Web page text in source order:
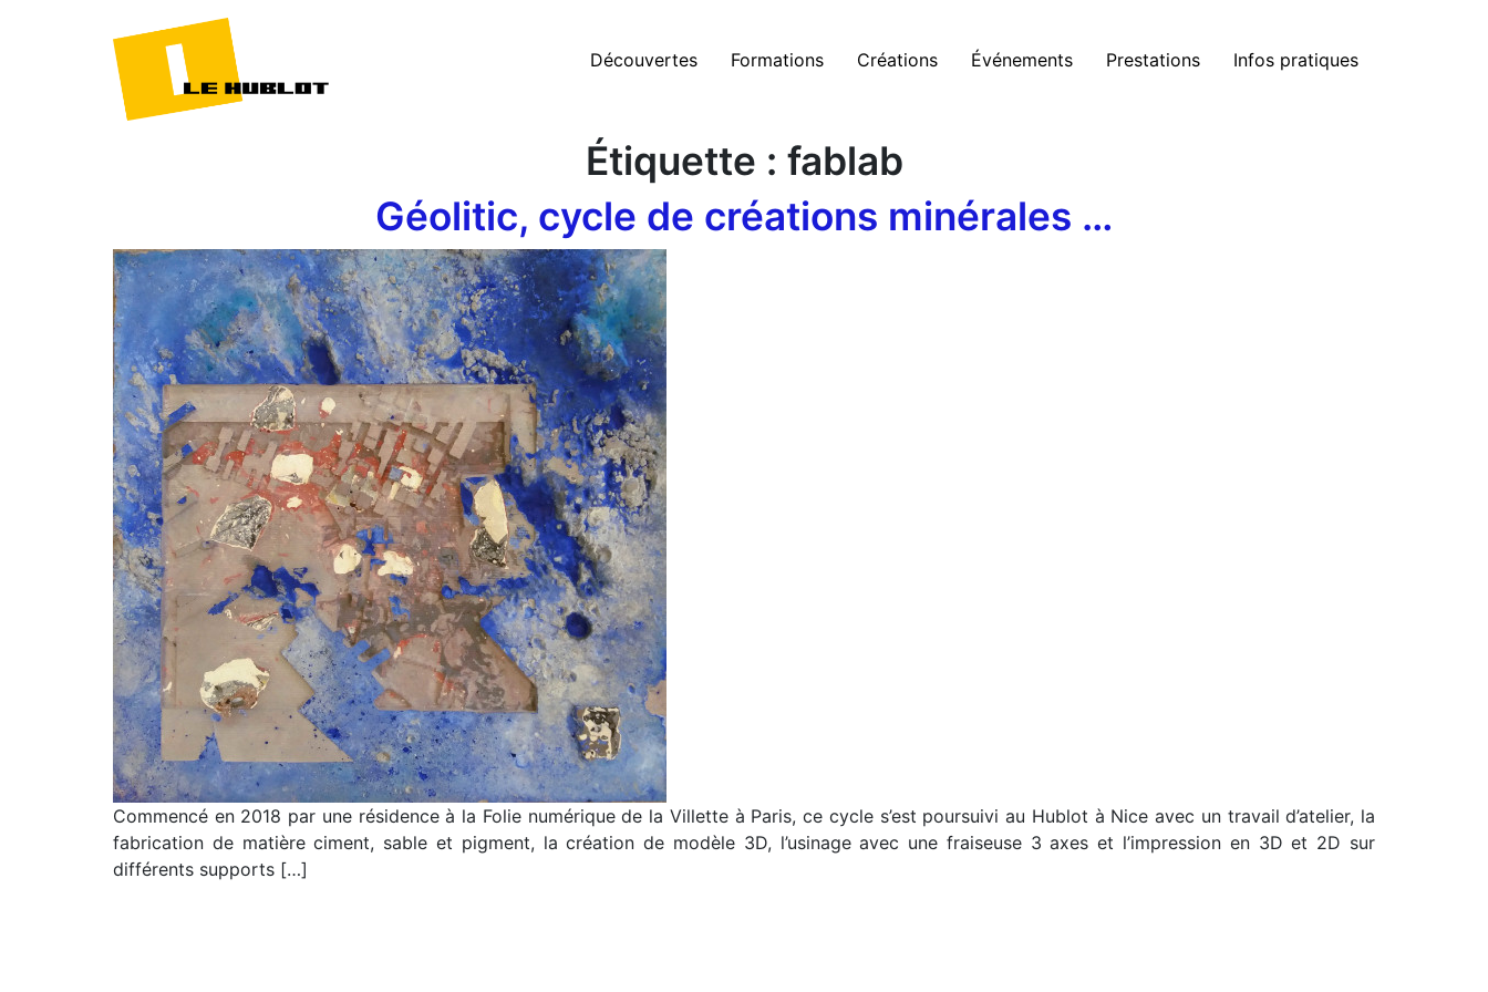
Découvertes Formations Créations Événements Prestations Infos pratiques
Étiquette : fablab
Géolitic, cycle de créations minérales …
Commencé en 2018 par une résidence à la Folie numérique de la Villette à Paris, ce cycle s’est poursuivi au Hublot à Nice avec un travail d’atelier, la
fabrication de matière ciment, sable et pigment, la création de modèle 3D, l’usinage avec une fraiseuse 3 axes et l’impression en 3D et 2D sur
différents supports […]